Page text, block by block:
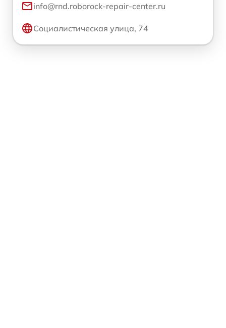
info@rnd.roborock-repair-center.ru
Социалистическая улица, 74